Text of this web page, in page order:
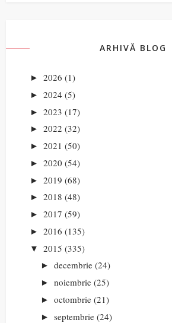
ARHIVĂ BLOG
► 2026 (1)
► 2024 (5)
► 2023 (17)
► 2022 (32)
► 2021 (50)
► 2020 (54)
► 2019 (68)
► 2018 (48)
► 2017 (59)
► 2016 (135)
▼ 2015 (335)
► decembrie (24)
► noiembrie (25)
► octombrie (21)
► septembrie (24)